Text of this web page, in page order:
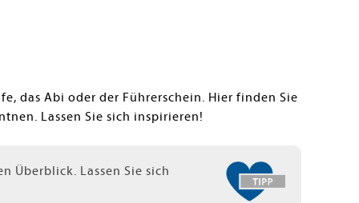
das Abi oder der Führerschein. Hier finden Sie
Lassen Sie sich inspirieren!
Überblick. Lassen Sie sich